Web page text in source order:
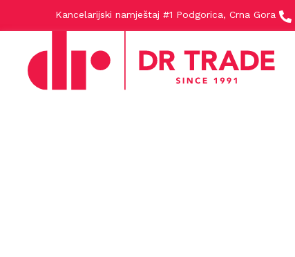
Kancelarijski namještaj #1 Podgorica, Crna Gora